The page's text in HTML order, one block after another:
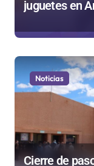
juguetes en
en sumarios
Noticias
Cierre de